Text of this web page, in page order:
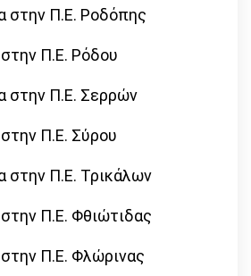
στην Π.Ε. Ροδόπης
Π.Ε. Ρόδου
στην Π.Ε. Σερρών
Π.Ε. Σύρου
στην Π.Ε. Τρικάλων
Π.Ε. Φθιώτιδας
Π.Ε. Φλώρινας